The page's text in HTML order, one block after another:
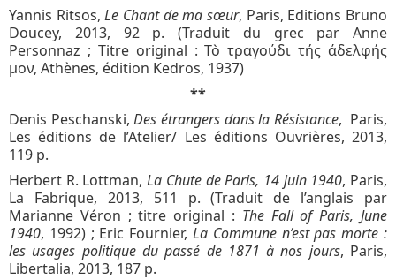
Yannis Ritsos,Le Chant de ma sœur, Paris, Editions Bruno
Doucey, 2013, 92 p. (Traduit du grec par Anne
Personnaz ; Titre original : Tò τραγούδι τής άδελφής
μον, Athènes, édition Kedros, 1937)
**
Denis Peschanski,Des étrangers dans la Résistance, Paris,
Les éditions de l’Atelier/ Les éditions Ouvrières, 2013,
119 p.
Herbert R. Lottman,La Chute de Paris, 14 juin 1940, Paris,
La Fabrique, 2013, 511 p. (Traduit de l’anglais par
Marianne Véron ; titre original : The Fall of Paris, June
1940, 1992) ; Eric Fournier, La Commune n’est pas morte :
les usages politique du passé de 1871 à nos jours, Paris,
Libertalia, 2013, 187 p.